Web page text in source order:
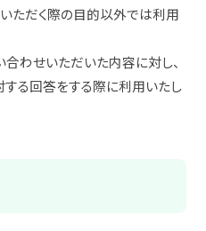
ただく際の目的以外では利用
わせいただいた内容に対し、
る回答をする際に利用いたし